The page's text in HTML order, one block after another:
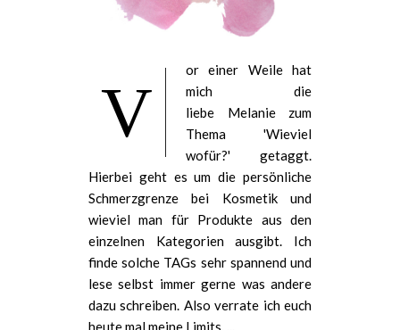
V
or einer Weile hat
mich die
liebe Melanie zum
Thema 'Wieviel
wofür?' getaggt.
Hierbei geht es um die persönliche
Schmerzgrenze bei Kosmetik und
wieviel man für Produkte aus den
einzelnen Kategorien ausgibt. Ich
finde solche TAGs sehr spannend und
lese selbst immer gerne was andere
dazu schreiben. Also verrate ich euch
heute mal meine Limits. ...